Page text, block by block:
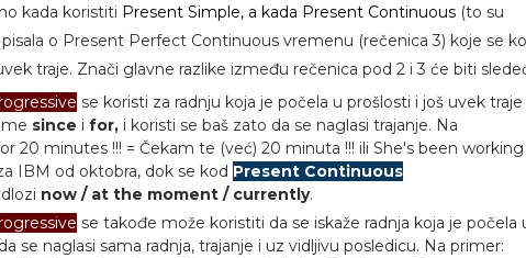
kada koristiti Present Simple, a kada Present Continuous (to su
o Present Perfect Continuous vremenu (rečenica 3) koje se
traje. Znači glavne razlike između rečenica pod 2 i 3 će biti
se koristi za radnju koja je počela u prošlosti i još uvek traje
since i for, i koristi se baš zato da se naglasi trajanje. Na
20 minutes !!! = Čekam te (već) 20 minuta !!! ili She's been working
IBM od oktobra, dok se kod Present Continuous
now / at the moment / currently.
se takođe može koristiti da se iskaže radnja koja je počela
se naglasi sama radnja, trajanje i uz vidljivu posledicu. Na primer: